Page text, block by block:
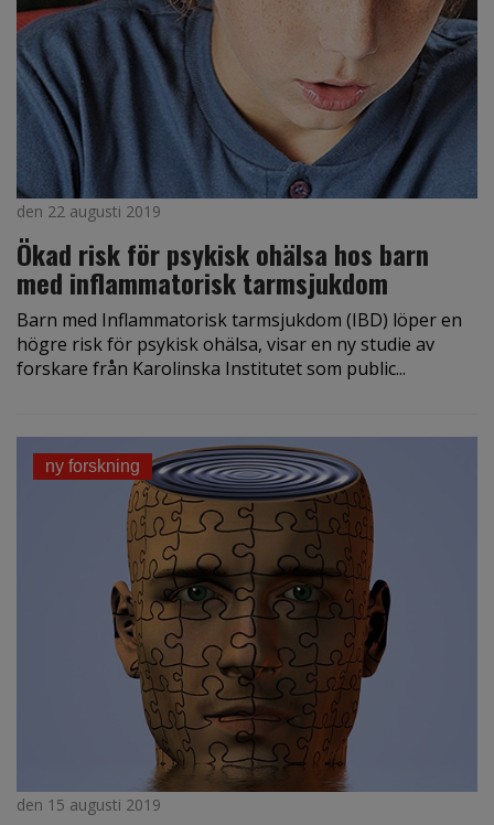
den 22 augusti 2019
Ökad risk för psykisk ohälsa hos barn
med inflammatorisk tarmsjukdom
Barn med Inflammatorisk tarmsjukdom (IBD) löper en
högre risk för psykisk ohälsa, visar en ny studie av
forskare från Karolinska Institutet som public...
ny forskning
den 15 augusti 2019